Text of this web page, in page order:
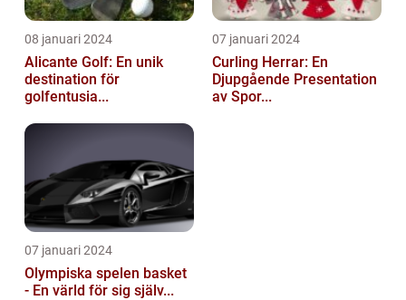
08 januari 2024
Alicante Golf: En unik
destination för
golfentusia...
07 januari 2024
Curling Herrar: En
Djupgående Presentation
av Spor...
07 januari 2024
Olympiska spelen basket
- En värld för sig själv...